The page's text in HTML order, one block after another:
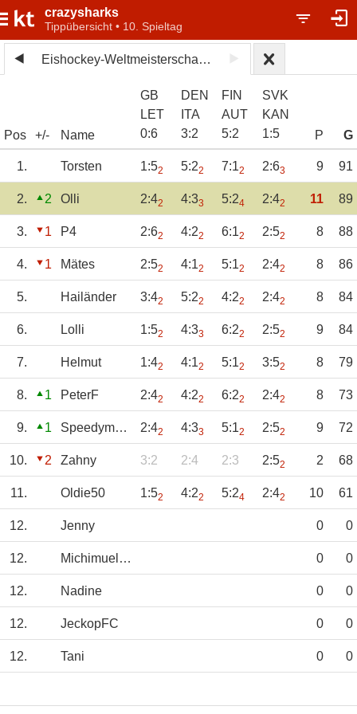
crazysharks
Tippübersicht • 10. Spieltag
Eishockey-Weltmeisterschaft 2026
Pos +/- Name
GB
LET
0:6
DEN
ITA
3:2
FIN
AUT
5:2
SVK
KAN
1:5 P G
1. Torsten 1:52 5:22 7:12 2:63 9 91
2. 2 Olli 2:42 4:33 5:24 2:42 11 89
3. 1 P4 2:62 4:22 6:12 2:52 8 88
4. 1 Mätes 2:52 4:12 5:12 2:42 8 86
5. Hailänder 3:42 5:22 4:22 2:42 8 84
6. Lolli 1:52 4:33 6:22 2:52 9 84
7. Helmut 1:42 4:12 5:12 3:52 8 79
8. 1 PeterF 2:42 4:22 6:22 2:42 8 73
9. 1 Speedymatsu 2:42 4:33 5:12 2:52 9 72
10. 2 Zahny 3:2 2:4 2:3 2:52 2 68
11. Oldie50 1:52 4:22 5:24 2:42 10 61
12. Jenny 0 0
12. Michimueller 0 0
12. Nadine 0 0
12. JeckopFC 0 0
12. Tani 0 0